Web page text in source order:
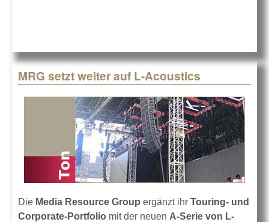
MRG setzt weiter auf L-Acoustics
Die Media Resource Group ergänzt ihr Touring- und
Corporate-Portfolio mit der neuen A-Serie von L-